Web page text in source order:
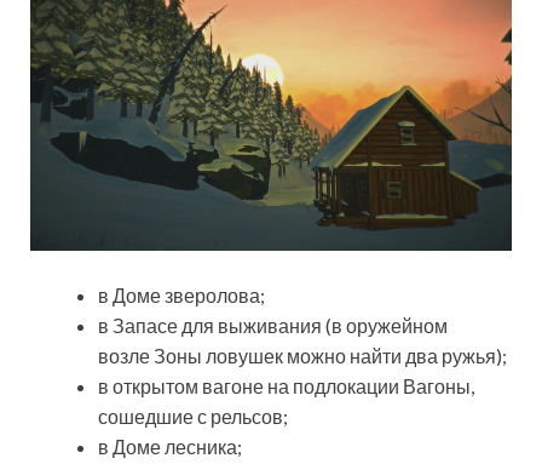
в Доме зверолова;
в Запасе для выживания (в оружейном
возле Зоны ловушек можно найти два ружья);
в открытом вагоне на подлокации Вагоны,
сошедшие с рельсов;
в Доме лесника;